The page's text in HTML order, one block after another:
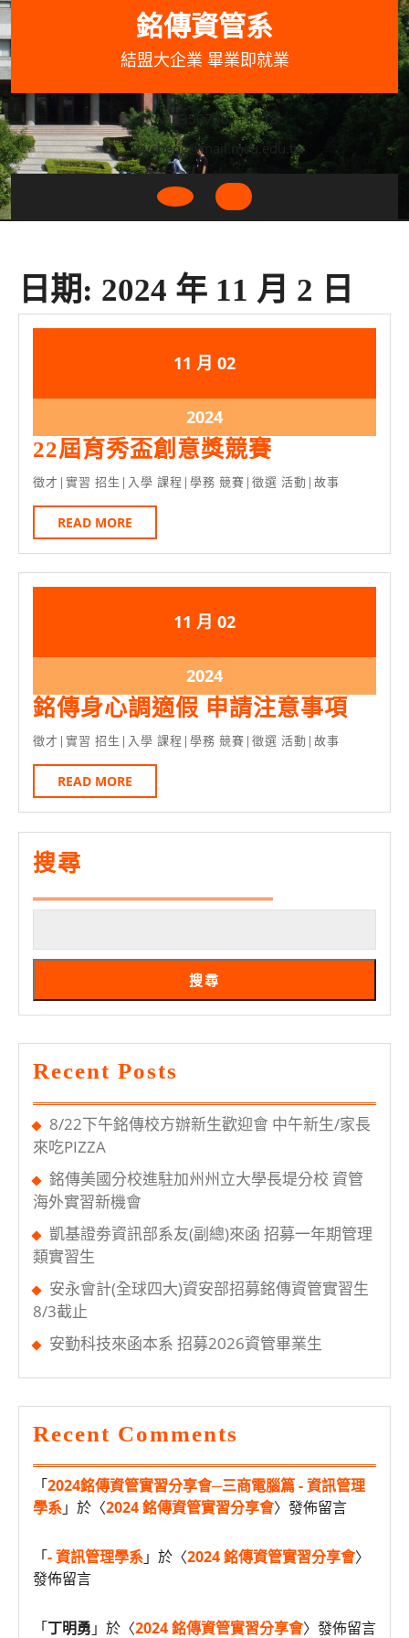
Skip
to
content
銘傳資管系
結盟大企業 畢業即就業
033507001+3318
wycheng@mail.mcu.edu.tw
Open
日期: 2024 年 11 月 2 日
11 月 2024
11
月
2
日
022024
月
2
日
20242024
年
11
月
22屆育秀盃創意獎競賽22
屆
盃
創
賽
徵才|實習 招生|入學 課程|學務 競賽|徵選 活動|故事
READ MORE
MORE
11 月 2024
11
月
2
日
022024
月
2
日
20242024
年
11
月
銘傳身心調適假 申請注意事項
調
注
事
項
徵才|實習 招生|入學 課程|學務 競賽|徵選 活動|故事
READ MORE
MORE
搜尋
搜尋
Recent Posts
8/22下午銘傳校方辦新生歡迎會 中午新生/家長
來吃PIZZA
銘傳美國分校進駐加州州立大學長堤分校 資管
海外實習新機會
凱基證劵資訊部系友(副總)來函 招募一年期管理
類實習生
安永會計(全球四大)資安部招募銘傳資管實習生
8/3截止
安勤科技來函本系 招募2026資管畢業生
Recent Comments
「2024銘傳資管實習分享會─三商電腦篇 - 資訊管理
學系」於〈2024 銘傳資管實習分享會〉發佈留言
「- 資訊管理學系」於〈2024 銘傳資管實習分享會〉
發佈留言
「丁明勇 」於〈2024 銘傳資管實習分享會〉發佈留言